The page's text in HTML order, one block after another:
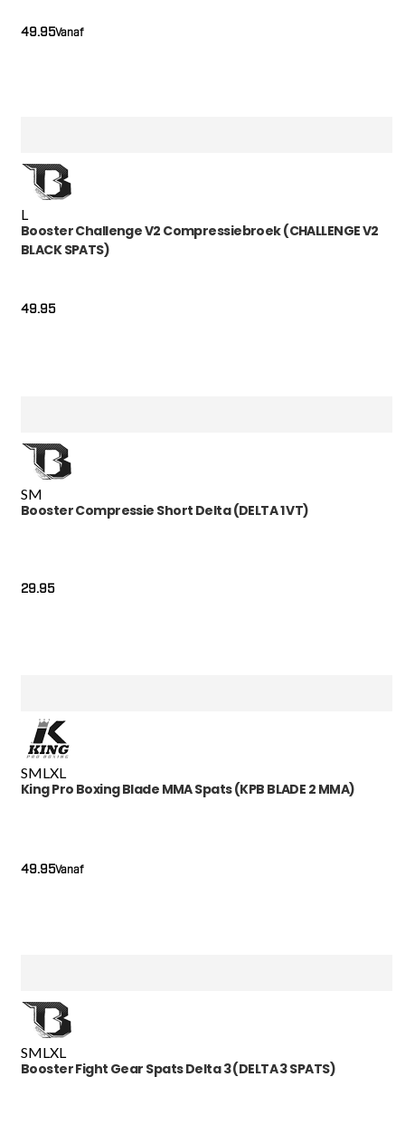
Vanaf
49.95
L
Booster Challenge V2 Compressiebroek (CHALLENGE V2
BLACK SPATS)
49.95
SM
Booster Compressie Short Delta (DELTA 1 VT)
29.95
SMLXL
King Pro Boxing Blade MMA Spats (KPB BLADE 2 MMA)
Vanaf
49.95
SML XL
Booster Fight Gear Spats Delta 3 (DELTA 3 SPATS)